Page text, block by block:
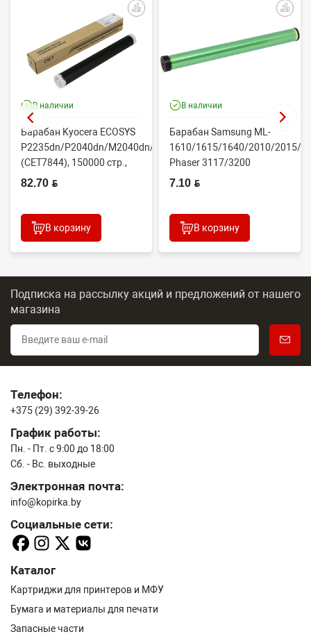
В наличии
Барабан Kyocera ECOSYS
P2235dn/P2040dn/M2040dn/M2540dw
(CET7844), 150000 стр.,
Япония
82.70 BYN
В корзину
В наличии
Барабан Samsung ML-
1610/1615/1640/2010/2015/
Phaser 3117/3200
(CONTENT)
7.10 BYN
В корзину
Подписка на рассылку акций и предложений от нашего
магазина
Телефон:
+375 (29) 392-39-26
График работы:
Пн. - Пт. с 9:00 до 18:00
Сб. - Вс. выходные
Электронная почта:
info@kopirka.by
Социальные сети:
Каталог
Картриджи для принтеров и МФУ
Бумага и материалы для печати
Запасные части